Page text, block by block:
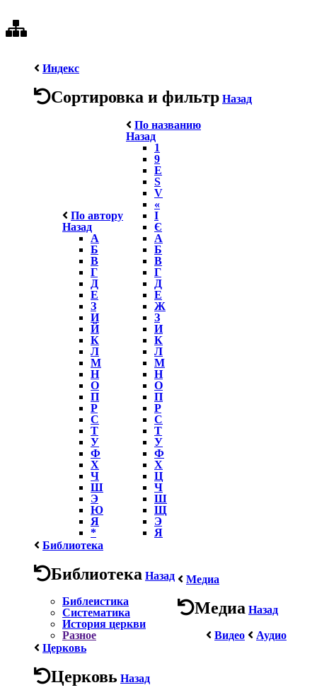
Индекс
Сортировка и фильтр Назад
По автору
Назад
А
Б
В
Г
Д
Е
З
И
Й
К
Л
М
Н
О
П
Р
С
Т
У
Ф
Х
Ч
Ш
Э
Ю
Я
*
По названию
Назад
1
9
E
S
V
«
І
Є
А
Б
В
Г
Д
Е
Ж
З
И
К
Л
М
Н
О
П
Р
С
Т
У
Ф
Х
Ц
Ч
Ш
Щ
Э
Я
Библиотека
Библиотека Назад
Библеистика
Систематика
История церкви
Разное
Медиа
Медиа Назад
Видео
Аудио
Церковь
Церковь Назад